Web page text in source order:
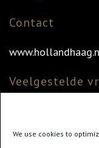
We use cookies to
Contact
Veelgestelde
Veelgestelde